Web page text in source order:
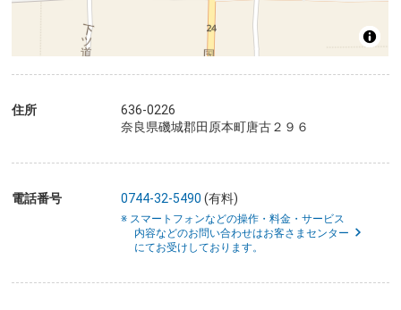
住所
636-0226
奈良県磯城郡田原本町唐古２９６
電話番号 0744-32-5490 (有料)
※ スマートフォンなどの操作・料金・サービス
内容などのお問い合わせはお客さまセンター
にてお受けしております。